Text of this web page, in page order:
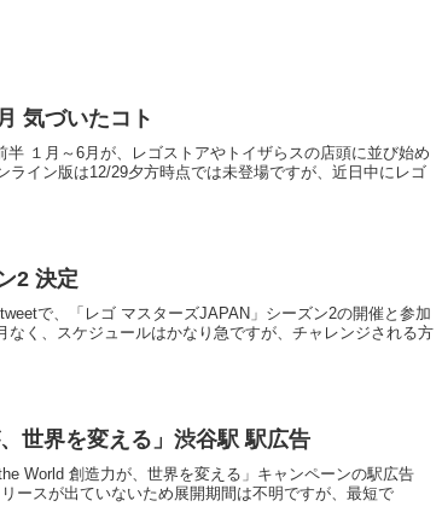
気づいたコト
１月～6月が、レゴストアやトイザらスの店頭に並び始め
イン版は12/29夕方時点では未登場ですが、近日中にレゴ
2 決定
で、「レゴ マスターズJAPAN」シーズン2の開催と参加
く、スケジュールはかなり急ですが、チャレンジされる方
世界を変える」渋谷駅 駅広告
World 創造力が、世界を変える」キャンペーンの駅広告
ースが出ていないため展開期間は不明ですが、最短で